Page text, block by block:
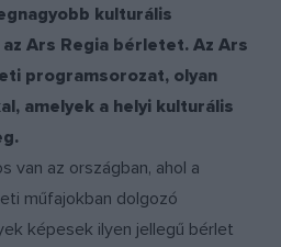
kulturális
Ars Regia bérletet. Az Ars
programsorozat, olyan
amelyek a helyi kulturális
van az országban, ahol a
műfajokban dolgozó
képesek ilyen jellegű bérlet